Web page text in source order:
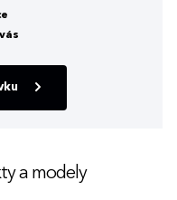
a modely